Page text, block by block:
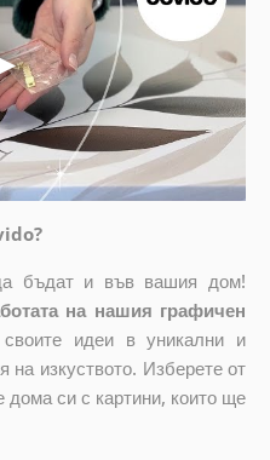
бъдат и във вашия дом!
на нашия графичен
идеи в уникални и
на изкуството. Изберете от
дома си с картини, които ще